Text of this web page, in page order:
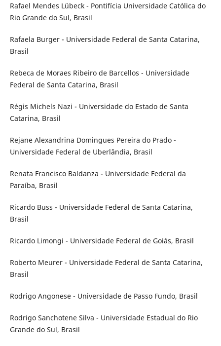
Rafael Mendes Lübeck - Pontifícia Universidade Católica do
Rio Grande do Sul, Brasil
Rafaela Burger - Universidade Federal de Santa Catarina,
Brasil
Rebeca de Moraes Ribeiro de Barcellos - Universidade
Federal de Santa Catarina, Brasil
Régis Michels Nazi - Universidade do Estado de Santa
Catarina, Brasil
Rejane Alexandrina Domingues Pereira do Prado -
Universidade Federal de Uberlândia, Brasil
Renata Francisco Baldanza - Universidade Federal da
Paraíba, Brasil
Ricardo Buss - Universidade Federal de Santa Catarina,
Brasil
Ricardo Limongi - Universidade Federal de Goiás, Brasil
Roberto Meurer - Universidade Federal de Santa Catarina,
Brasil
Rodrigo Angonese - Universidade de Passo Fundo, Brasil
Rodrigo Sanchotene Silva - Universidade Estadual do Rio
Grande do Sul, Brasil